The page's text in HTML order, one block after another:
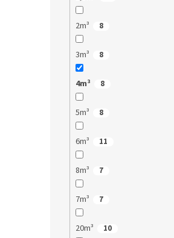
2m³ 8
3m³ 8
4m³ 8
5m³ 8
6m³ 11
8m³ 7
7m³ 7
20m³ 10